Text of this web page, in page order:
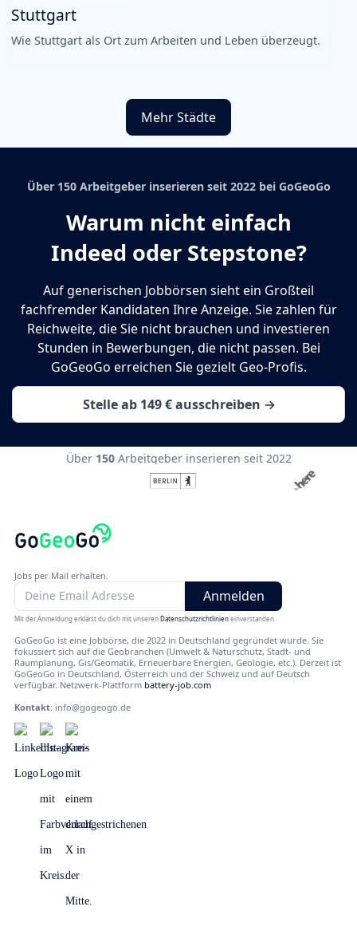
Stuttgart
Wie Stuttgart als Ort zum Arbeiten und Leben überzeugt.
Mehr Städte
Über 150 Arbeitgeber inserieren seit 2022 bei GoGeoGo
Warum nicht einfach
Indeed oder Stepstone?
Auf generischen Jobbörsen sieht ein Großteil
fachfremder Kandidaten Ihre Anzeige. Sie zahlen für
Reichweite, die Sie nicht brauchen und investieren
Stunden in Bewerbungen, die nicht passen. Bei
GoGeoGo erreichen Sie gezielt Geo-Profis.
Stelle ab 149 € ausschreiben →
Über150 Arbeitgeber inserieren seit 2022
Jobs per Mail erhalten.
Mit der Anmeldung erklärst du dich mit unserenDatenschutzrichtlinieneinverstanden.
GoGeoGo ist eine Jobbörse, die 2022 in Deutschland gegründet wurde. Sie
fokussiert sich auf die Geobranchen (Umwelt & Naturschutz, Stadt- und
Raumplanung, Gis/Geomatik, Erneuerbare Energien, Geologie, etc.). Derzeit ist
GoGeoGo in Deutschland, Österreich und der Schweiz und auf Deutsch
verfügbar. Netzwerk-Plattform battery-job.com
Kontakt: info@gogeogo.de